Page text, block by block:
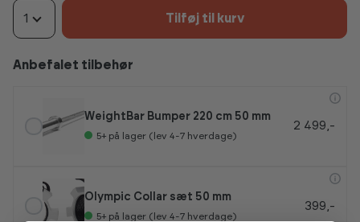
1 Tilføj til kurv
Anbefalet tilbehør
WeightBar Bumper 220 cm 50 mm
5+ på lager (lev 4-7 hverdage)
2 499,-
Olympic Collar sæt 50 mm
5+ på lager (lev 4-7 hverdage)
399,-